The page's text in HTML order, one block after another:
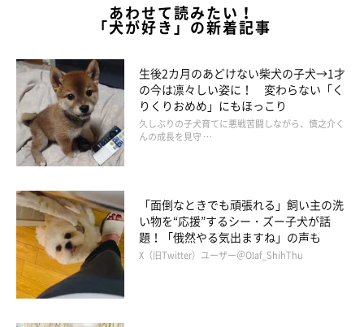
あわせて読みたい！
「犬が好き」の新着記事
生後2カ月のあどけない柴犬の子犬→1才
の今は凛々しい姿に！ 変わらない「く
りくりおめめ」にもほっこり
久しぶりの子犬育てに悪戦苦闘しながら、慎之介く
んの成長を見守 …
「面倒なときでも頑張れる」飼い主の洗
い物を“応援”するシー・ズー子犬が話
題！「俄然やる気出ますね」の声も
X（旧Twitter）ユーザー＠Olaf_ShihThu